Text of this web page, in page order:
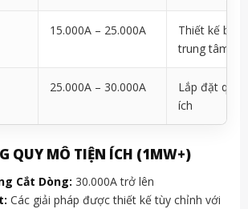
15.000A – 25.000A
Thiết kế
trung tâm
25.000A – 30.000A
Lắp đặt quy
ích
QUY MÔ TIỆN ÍCH (1MW+)
Cắt Dòng: 30.000A trở lên
Các giải pháp được thiết kế tùy chỉnh với